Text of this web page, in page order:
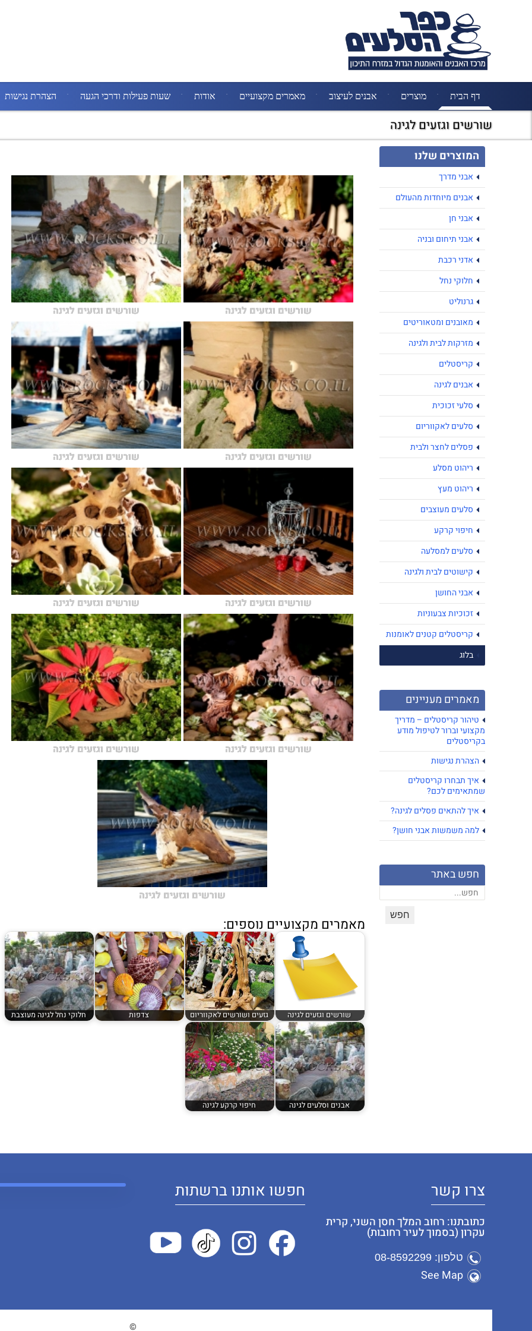
דף הבית מוצרים אבנים לעיצוב מאמרים מקצועיים אודות שעות פעילות ודרכי הגעה הצהרת נגישות
שורשים וגזעים לגינה
המוצרים שלנו
אבני מדרך
אבנים מיוחדות מהעולם
אבני חן
אבני תיחום ובניה
אדני רכבת
חלוקי נחל
גרנוליט
מאובנים ומטאוריטים
מזרקות לבית ולגינה
קריסטלים
אבנים לגינה
סלעי זכוכית
סלעים לאקווריום
פסלים לחצר ולבית
ריהוט מסלע
ריהוט מעץ
סלעים מעוצבים
חיפוי קרקע
סלעים למסלעה
קישוטים לבית ולגינה
אבני החושן
זכוכיות צבעוניות
קריסטלים קטנים לאומנות
בלוג
מאמרים מעניינים
טיהור קריסטלים – מדריך
מקצועי וברור לטיפול מודע
בקריסטלים
הצהרת נגישות
איך תבחרו קריסטלים
שמתאימים לכם?
איך להתאים פסלים לגינה?
למה משמשות אבני חושן?
חפש באתר
שורשים וגזעים לגינה שורשים וגזעים לגינה
שורשים וגזעים לגינה שורשים וגזעים לגינה
שורשים וגזעים לגינה שורשים וגזעים לגינה
שורשים וגזעים לגינה שורשים וגזעים לגינה
שורשים וגזעים לגינה
מאמרים מקצועיים נוספים:
שורשים וגזעים לגינה גזעים ושורשים לאקווריום צדפות חלוקי נחל לגינה מעוצבת
אבנים וסלעים לגינה חיפוי קרקע לגינה
צרו קשר
כתובתנו: רחוב המלך חסן השני, קרית
עקרון (בסמוך לעיר רחובות)
טלפון: 08-8592299
See Map
חפשו אותנו ברשתות
©